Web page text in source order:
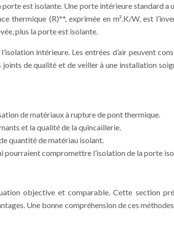
est isolante. Une porte intérieure standard a
thermique (R)**, exprimée en m².K/W, est
plus la porte est isolante.
intérieure. Les entrées d’air peuvent
de qualité et de veiller à une installation
de matériaux à rupture de pont thermique.
et la qualité de la quincaillerie.
quantité de matériau isolant.
compromettre l’isolation de la porte
objective et comparable. Cette section
Une bonne compréhension de ces